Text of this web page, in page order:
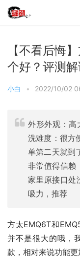
【不看后悔
个好？评测
小白 • 2022/10/02
外形外观：高
洗难度：很方
单第二天就到
非常值得信赖
家里原接口处
吸力，推荐
方太EMQ6T和
并不是很大的哦，
款，相对来说功能更